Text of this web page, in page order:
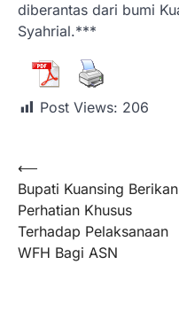
diberantas dari bumi
Syahrial.***
Post Views: 206
⟵
Bupati Kuansing Berikan
Perhatian Khusus
Terhadap Pelaksanaan
WFH Bagi ASN